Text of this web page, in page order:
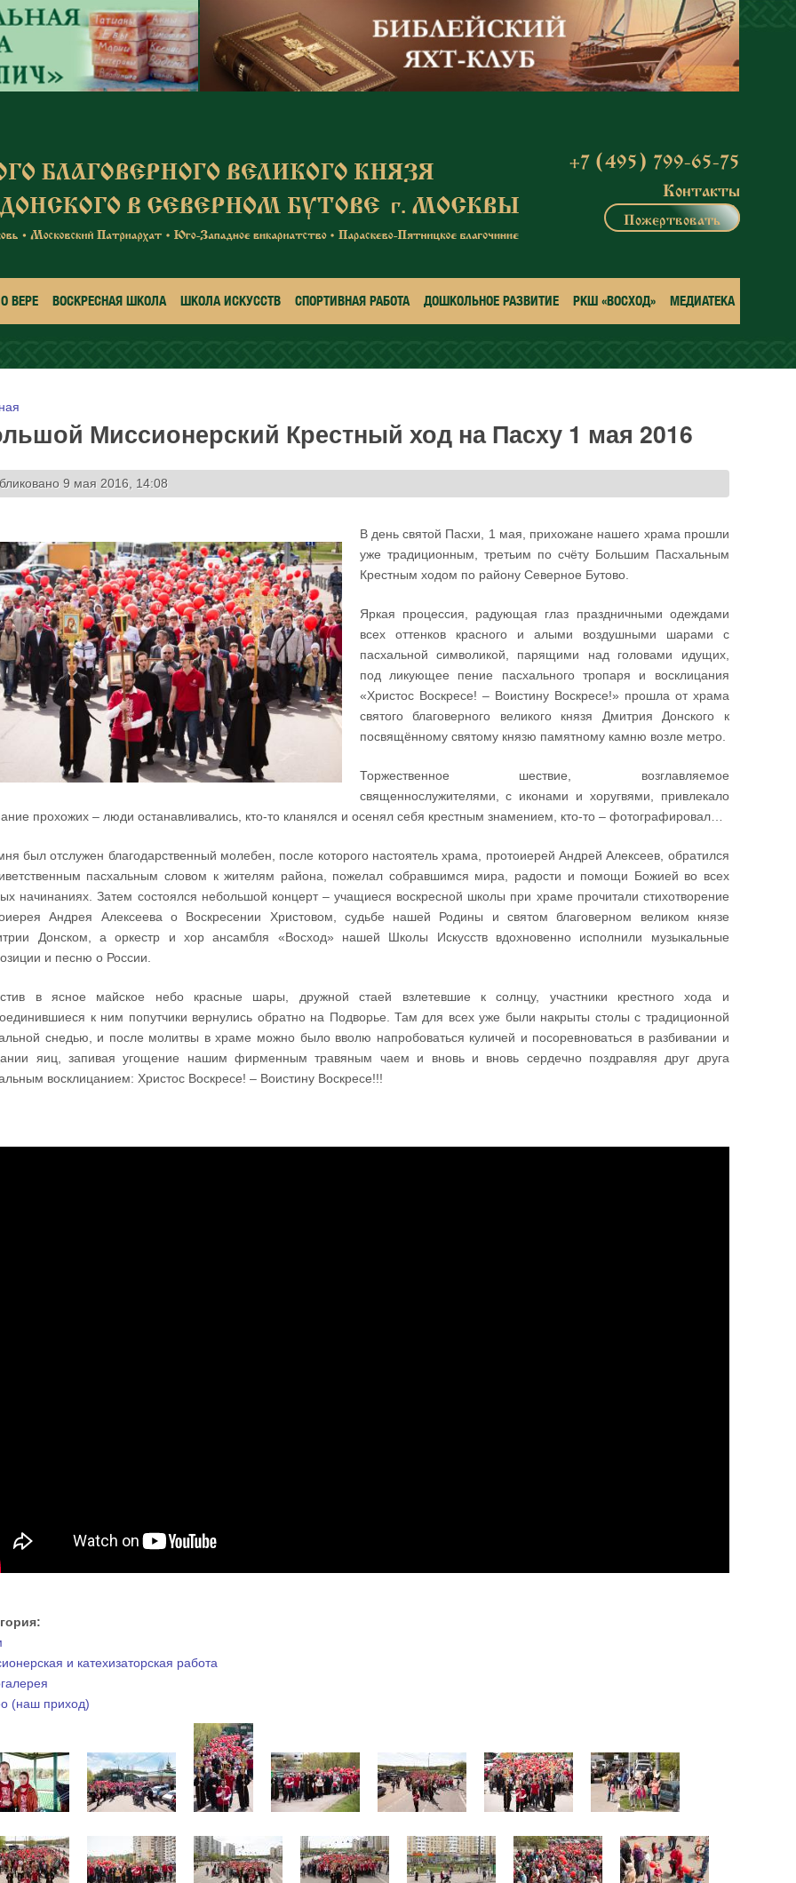
+7 (495) 799-65-75
Контакты
Пожертвовать
О ВЕРЕ ВОСКРЕСНАЯ ШКОЛА ШКОЛА ИСКУССТВ СПОРТИВНАЯ РАБОТА ДОШКОЛЬНОЕ РАЗВИТИЕ РКШ «ВОСХОД» МЕДИАТЕКА
Миссионерский Крестный ход на Пасху 1 мая 2016
9 мая 2016, 14:08
В день святой Пасхи, 1 мая, прихожане нашего храма прошли
уже традиционным, третьим по счёту Большим Пасхальным
Крестным ходом по району Северное Бутово.
Яркая процессия, радующая глаз праздничными одеждами
всех оттенков красного и алыми воздушными шарами с
пасхальной символикой, парящими над головами идущих,
под ликующее пение пасхального тропаря и восклицания
«Христос Воскресе! – Воистину Воскресе!» прошла от храма
святого благоверного великого князя Дмитрия Донского к
посвящённому святому князю памятному камню возле метро.
Торжественное шествие, возглавляемое
священнослужителями, с иконами и хоругвями, привлекало
прохожих – люди останавливались, кто-то кланялся и осенял себя крестным знамением, кто-то – фотографировал…
был отслужен благодарственный молебен, после которого настоятель храма, протоиерей Андрей Алексеев, обратился
пасхальным словом к жителям района, пожелал собравшимся мира, радости и помощи Божией во всех
начинаниях. Затем состоялся небольшой концерт – учащиеся воскресной школы при храме прочитали стихотворение
Андрея Алексеева о Воскресении Христовом, судьбе нашей Родины и святом благоверном великом князе
Донском, а оркестр и хор ансамбля «Восход» нашей Школы Искусств вдохновенно исполнили музыкальные
и песню о России.
в ясное майское небо красные шары, дружной стаей взлетевшие к солнцу, участники крестного хода и
к ним попутчики вернулись обратно на Подворье. Там для всех уже были накрыты столы с традиционной
снедью, и после молитвы в храме можно было вволю напробоваться куличей и посоревноваться в разбивании и
яиц, запивая угощение нашим фирменным травяным чаем и вновь и вновь сердечно поздравляя друг друга
восклицанием: Христос Воскресе! – Воистину Воскресе!!!
и катехизаторская работа
(наш приход)